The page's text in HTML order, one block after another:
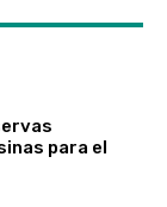
para el